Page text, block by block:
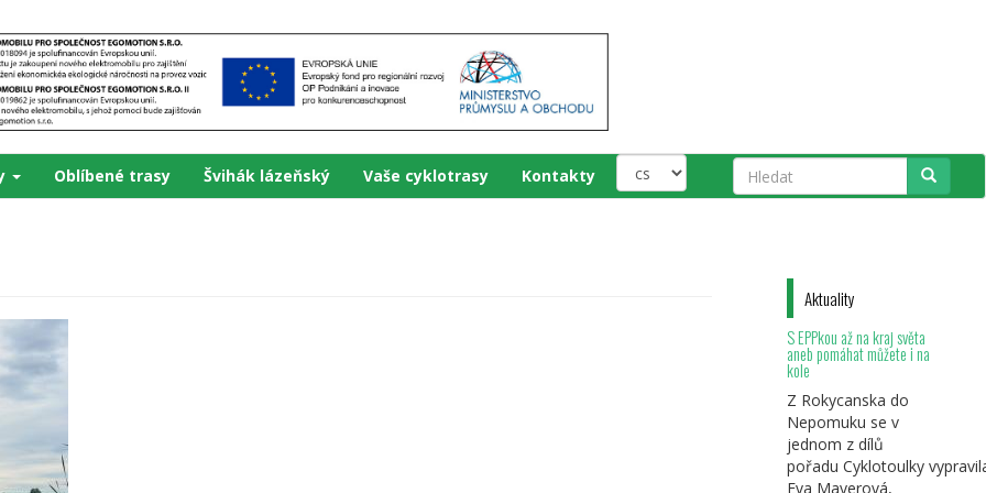
Oblíbené trasy Švihák lázeňský Vaše cyklotrasy
Kontakty
Hledat
Aktuality
S EPPkou až na kraj světa
aneb pomáhat můžete i na
kole
Z Rokycanska do
Nepomuku se v
jednom z dílů
pořadu Cyklotoulky
Eva Mayerová,